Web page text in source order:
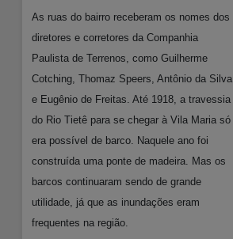
As ruas do bairro receberam os nomes dos
diretores e corretores da Companhia
Paulista de Terrenos, como Guilherme
Cotching, Thomaz Speers, Antônio da Silva
e Eugênio de Freitas. Até 1918, a travessia
do Rio Tietê para se chegar à Vila Maria só
era possível de barco. Naquele ano foi
construída uma ponte de madeira. Mas os
barcos continuaram sendo de grande
utilidade, já que as inundações eram
frequentes na região.